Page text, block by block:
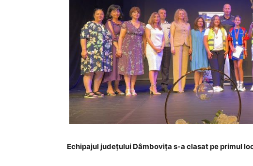
Echipajul județului Dâmbovița s-a clasat pe primul